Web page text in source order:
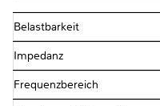
Belastbarkeit
Impedanz
Frequenzbereich